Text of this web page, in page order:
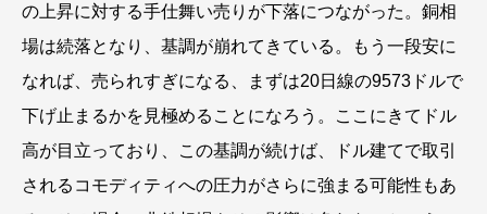
の上昇に対する手仕舞い売りが下落につながった。銅相
場は続落となり、基調が崩れてきている。もう一段安に
なれば、売られすぎになる、まずは20日線の9573ドルで
下げ止まるかを見極めることになろう。ここにきてドル
高が目立っており、この基調が続けば、ドル建てで取引
されるコモディティへの圧力がさらに強まる可能性もあ